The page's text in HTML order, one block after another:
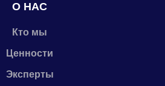
О НАС
Кто мы
Ценности
Эксперты